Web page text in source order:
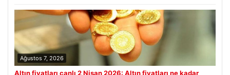
Ağustos 7, 2026
Altın fiyatları canlı 2 Nisan 2026: Altın fiyatları ne kadar